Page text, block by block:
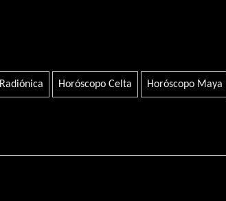
Radiónica Horóscopo Celta Horóscopo Maya